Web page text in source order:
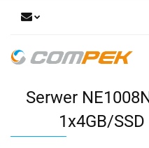
Serwer
1x4GB/